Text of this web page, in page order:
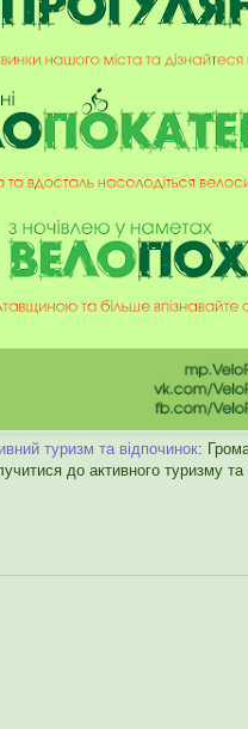
туризм та відпочинок:
до активного туризму та